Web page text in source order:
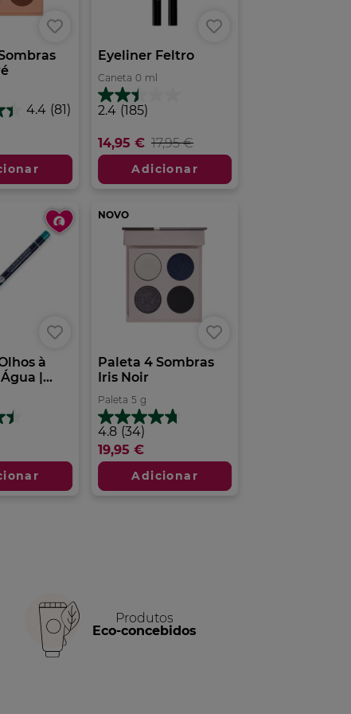
4.4 (81)
Eyeliner Feltro
Caneta 0 ml
2.4 (185)
2.4
5
estrelas.
análises
14,95 € 17,95 €
Adicionar
à
|...
NOVO
Paleta 4 Sombras
Iris Noir
Paleta 5 g
4.8 (34)
4.8
em
5
estrelas.
34
19,95 €
Adicionar
Produtos
Eco-concebidos